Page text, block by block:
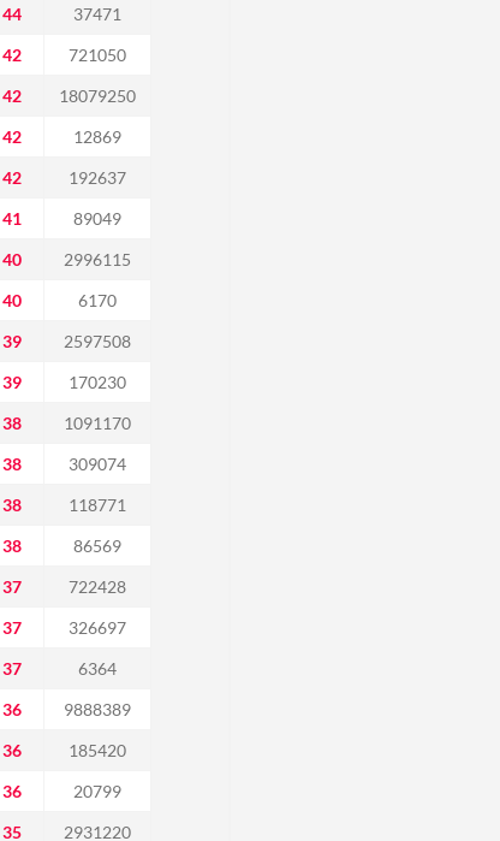
44
37471
42
721050
42
18079250
42
12869
42
192637
41
89049
40
2996115
40
6170
39
2597508
39
170230
38
1091170
38
309074
38
118771
38
86569
37
722428
37
326697
37
6364
36
9888389
36
185420
36
20799
35 2931220